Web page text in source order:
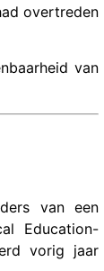
overtreden
van
van een
Education-
vorig jaar